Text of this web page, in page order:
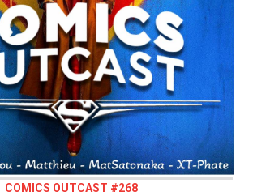
COMICS OUTCAST #268